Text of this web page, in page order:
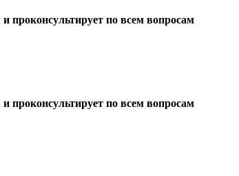
и проконсультирует по всем вопросам
и проконсультирует по всем вопросам